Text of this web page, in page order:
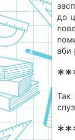
до
аби
Так